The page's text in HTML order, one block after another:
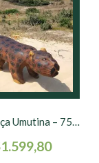
Banco Onça Umutina – 75 x 16 x 30 cm
1.599,80